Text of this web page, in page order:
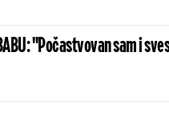
"Počastvovan sam i